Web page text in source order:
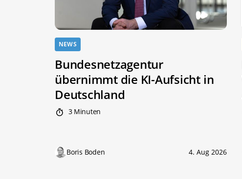
NEWS
Bundesnetzagentur
übernimmt die KI-Aufsicht in
Deutschland
3 Minuten
Boris Boden 4. Aug 2026